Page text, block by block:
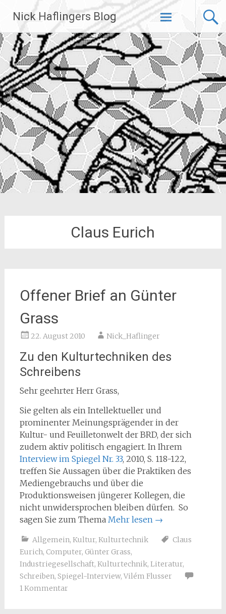
Inhalt
springen
Nick Haflingers Blog
Claus Eurich
Offener Brief an Günter
Grass
22. August 2010 Nick_Haflinger
Zu den Kulturtechniken des
Schreibens
Sehr geehrter Herr Grass,
Sie gelten als ein Intellektueller und
prominenter Meinungsprägender in der
Kultur- und Feuilletonwelt der BRD, der sich
zudem aktiv politisch engagiert. In Ihrem
Interview im Spiegel Nr. 33, 2010, S. 118-122,
treffen Sie Aussagen über die Praktiken des
Mediengebrauchs und über die
Produktionsweisen jüngerer Kollegen, die
nicht unwidersprochen bleiben dürfen. So
sagen Sie zum Thema Mehr lesen →
Allgemein, Kultur, Kulturtechnik
Claus
Eurich, Computer, Günter Grass,
Industriegesellschaft, Kulturtechnik, Literatur,
Schreiben, Spiegel-Interview, Vilém Flusser
1 Kommentar